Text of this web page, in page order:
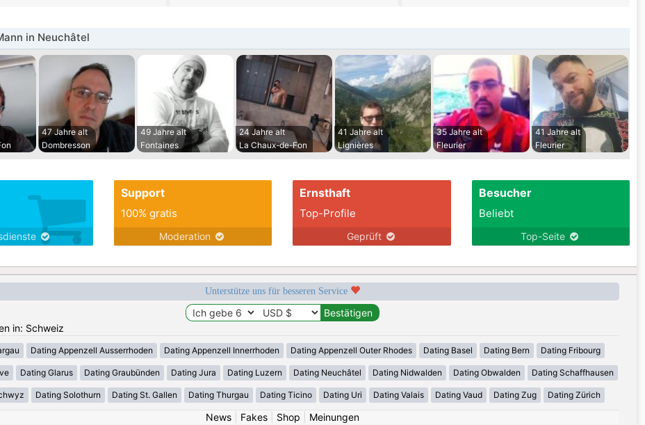
in Neuchâtel
47 Jahre alt
Dombresson
49 Jahre alt
Fontaines
24 Jahre alt
La Chaux-de-Fon
41 Jahre alt
Lignières
35 Jahre alt
Fleurier
41 Jahre alt
Fleurier
Support
100% gratis
Moderation
Ernsthaft
Top-Profile
Geprüft
Besucher
Beliebt
Top-Seite
Unterstütze uns für besseren Service
in: Schweiz
Dating Appenzell Ausserrhoden Dating Appenzell Innerrhoden Dating Appenzell Outer Rhodes Dating Basel Dating Bern Dating Fribourg
Dating Glarus Dating Graubünden Dating Jura Dating Luzern Dating Neuchâtel Dating Nidwalden Dating Obwalden Dating Schaffhausen
Dating Solothurn Dating St. Gallen Dating Thurgau Dating Ticino Dating Uri Dating Valais Dating Vaud Dating Zug Dating Zürich
News| Fakes| Shop Meinungen